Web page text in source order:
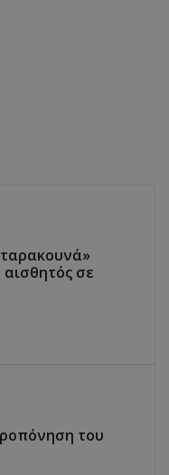
σε
του